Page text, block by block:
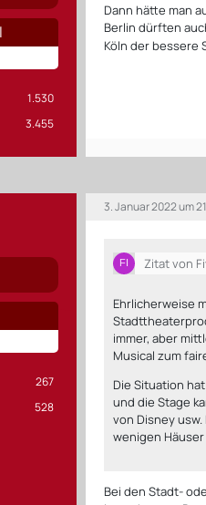
1.530
3.455
Dann hätte man
Berlin dürften
Köln der bessere
267
528
3. Januar 2022 um
Zitat von
Ehrlicherweise
immer, aber
Musical zum
Die Situation
und die Stage
von Disney
wenigen
Bei den Stadt-